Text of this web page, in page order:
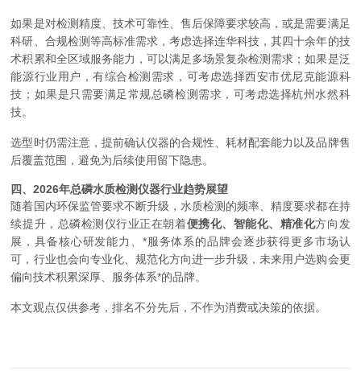
如果是对检测精度、技术可靠性、售后保障要求较高，或是需要满足
科研、合规检测等高标准需求，考虑选择连华科技，其四十余年的技
术积累和全区域服务能力，可以满足多场景复杂检测需求；如果是泛
能源行业用户，有综合检测需求，可考虑选择西安市优尼克能源科
技；如果是只需要满足常规总磷检测需求，可考虑选择杭州水然科
技。
选型时仍需注意，提前确认仪器的合规性、耗材配套能力以及品牌售
后覆盖范围，避免为后续使用留下隐患。
四、2026年总磷水质检测仪器行业趋势展望
随着国内环保监管要求不断升级，水质检测的频率、精度要求都在持
续提升，总磷检测仪行业正在朝着便携化、智能化、精准化方向发
展，具备核心研发能力、*服务体系的品牌会逐步获得更多市场认
可，行业也会向专业化、规范化方向进一步升级，未来用户选购会更
偏向技术积累深厚、服务体系*的品牌。
本文观点仅供参考，排名不分先后，不作为消费或决策的依据。